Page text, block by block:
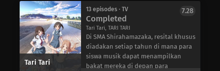
TSF Jepang yang baru, Shiranui. Di
tengah ketegangan politik yang
diwarisi dari Perang Dingin, Muv-Luv
Alternative: Total Eclipse mengikuti
misi rumit Yui dan perjalanan Yuuya
untuk mengatasi iblis masa lalu yang
pengikut Nobuna dan membantunya
dalam penaklukan Jepang. Ketika
Nobuna memulai kampanyenya,
Yoshiharu menemukan bahwa
sejarah yang dia pelajari dari
bermain video game “Nobunaga’s
menawarkan pintu gerbang menuju
dunia Aincrad yang menakjubkan,
sebuah lanskap abad pertengahan
yang hidup dan nyata di mana para
penggunanya dapat melakukan apa
saja sesuai dengan imajinasi mereka.
Tari Tari
13 episodes · TV
Completed
Tari Tari, TARI TARI
7.28
Di SMA Shirahamazaka, resital khusus
diadakan setiap tahun di mana para
siswa musik dapat menampilkan
bakat mereka di depan para